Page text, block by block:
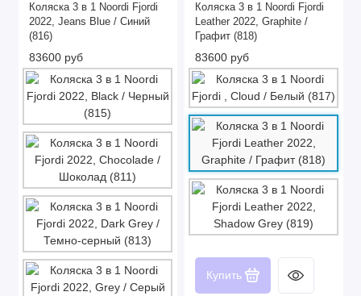
Коляска 3 в 1 Noordi Fjordi
2022, Jeans Blue / Синий
(816)
83600 руб
Коляска 3 в 1 Noordi Fjordi
Leather 2022, Graphite /
Графит (818)
83600 руб
Купить